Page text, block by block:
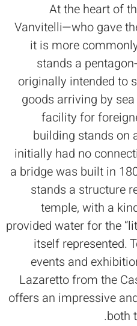
At the heart of
Vanvitelli—who gave
it is more
stands a
originally intended to
goods arriving by
facility for
building stands on
initially had no
a bridge was built in
stands a structure
temple, with a
provided water for the
itself represented.
events and
Lazaretto from the
offers an impressive
both